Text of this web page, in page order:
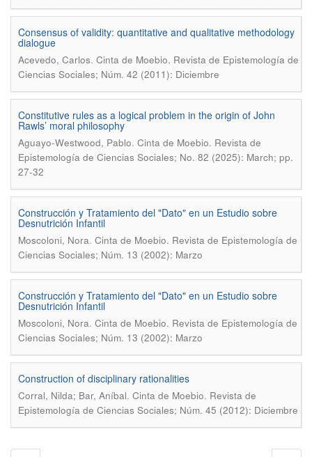
Consensus of validity: quantitative and qualitative methodology
dialogue
Acevedo, Carlos. Cinta de Moebio. Revista de Epistemología de
Ciencias Sociales; Núm. 42 (2011): Diciembre
Constitutive rules as a logical problem in the origin of John
Rawls’ moral philosophy
Aguayo-Westwood, Pablo. Cinta de Moebio. Revista de
Epistemología de Ciencias Sociales; No. 82 (2025): March; pp.
27-32
Construcción y Tratamiento del "Dato" en un Estudio sobre
Desnutrición Infantil
Moscoloni, Nora. Cinta de Moebio. Revista de Epistemología de
Ciencias Sociales; Núm. 13 (2002): Marzo
Construcción y Tratamiento del "Dato" en un Estudio sobre
Desnutrición Infantil
Moscoloni, Nora. Cinta de Moebio. Revista de Epistemología de
Ciencias Sociales; Núm. 13 (2002): Marzo
Construction of disciplinary rationalities
Corral, Nilda; Bar, Aníbal. Cinta de Moebio. Revista de
Epistemología de Ciencias Sociales; Núm. 45 (2012): Diciembre